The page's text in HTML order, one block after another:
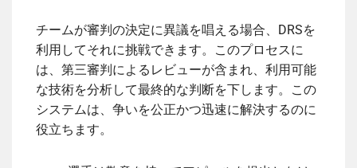
チームが審判の決定に異議を唱える場合、DRSを
利用してそれに挑戦できます。このプロセスに
は、第三審判によるレビューが含まれ、利用可能
な技術を分析して最終的な判断を下します。この
システムは、争いを公正かつ迅速に解決するのに
役立ちます。